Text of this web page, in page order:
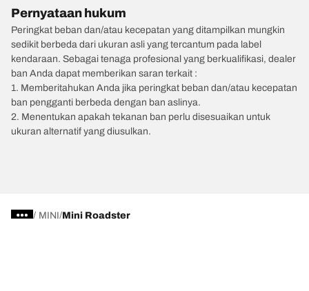
Pernyataan hukum
Peringkat beban dan/atau kecepatan yang ditampilkan mungkin
sedikit berbeda dari ukuran asli yang tercantum pada label
kendaraan. Sebagai tenaga profesional yang berkualifikasi, dealer
ban Anda dapat memberikan saran terkait :
1. Memberitahukan Anda jika peringkat beban dan/atau kecepatan
ban pengganti berbeda dengan ban aslinya.
2. Menentukan apakah tekanan ban perlu disesuaikan untuk
ukuran alternatif yang diusulkan.
/ MINI Mini Roadster